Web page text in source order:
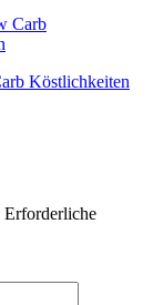
Carb
Köstlichkeiten
Erforderliche